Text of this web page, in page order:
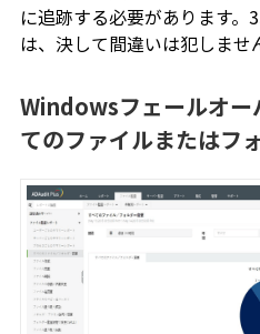
に追跡する必要があります。
は、決して間違いは犯しませ
Windowsフェールオー
てのファイルまたはフ